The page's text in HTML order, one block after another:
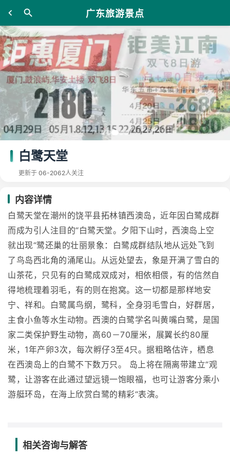
广东旅游景点
白鹭天堂
更新于 06-2062人关注
内容详情
白鹭天堂在潮州的饶平县拓林镇西澳岛，近年因白鹭成群
而成为引人注目的“白鹭天堂。夕阳下山时，西澳岛上空
就出现“鹭还巢的壮丽景象：白鹭成群结队地从远处飞到
了鸟岛西北角的涌尾山。从远处望去，象是开满了雪白的
山茶花，只见有的白鹭成双成对，相依相偎，有的信然自
得地梳理着羽毛，有的则在抱窝。这一切都是那样地安
宁、祥和。白鹭属鸟纲，鹭科，全身羽毛雪白，好群居，
主食小鱼等水生动物。西澳的白鹭学名叫黄嘴白鹭，是国
家二类保护野生动物，高60－70厘米，展翼长约80厘
米，1年产卵3次，每次孵仔3至4只。据粗略估许，栖息
在西澳岛上的白鹭不下数万只。 岛上将在隔离带建立“观
鹭，让游客在此通过望远镜一饱眼福，也可让游客分乘小
游艇环岛，在海上欣赏白鹭的精彩“表演。
相关咨询与解答